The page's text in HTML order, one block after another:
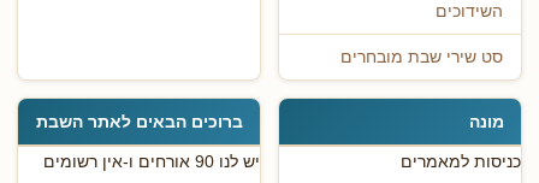
השידוכים
סט שירי שבת מובחרים
מונה
כניסות למאמרים
ברוכים הבאים לאתר השבת
יש לנו 90 אורחים ו-אין רשומים